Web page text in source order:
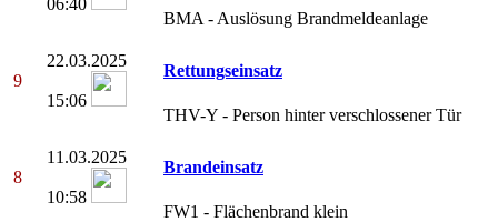
06:40
BMA - Auslösung Brandmeldeanlage
9
22.03.2025
15:06
Rettungseinsatz
THV-Y - Person hinter verschlossener Tür
8
11.03.2025
10:58
Brandeinsatz
FW1 - Flächenbrand klein